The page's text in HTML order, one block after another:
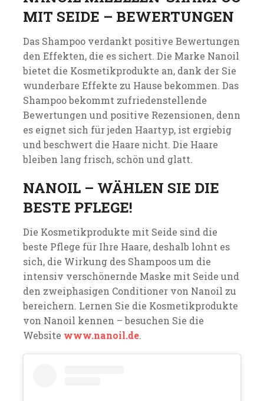
MIT SEIDE – BEWERTUNGEN
Das Shampoo verdankt positive Bewertungen
den Effekten, die es sichert. Die Marke Nanoil
bietet die Kosmetikprodukte an, dank der Sie
wunderbare Effekte zu Hause bekommen. Das
Shampoo bekommt zufriedenstellende
Bewertungen und positive Rezensionen, denn
es eignet sich für jeden Haartyp, ist ergiebig
und beschwert die Haare nicht. Die Haare
bleiben lang frisch, schön und glatt.
NANOIL – WÄHLEN SIE DIE
BESTE PFLEGE!
Die Kosmetikprodukte mit Seide sind die
beste Pflege für Ihre Haare, deshalb lohnt es
sich, die Wirkung des Shampoos um die
intensiv verschönernde Maske mit Seide und
den zweiphasigen Conditioner von Nanoil zu
bereichern. Lernen Sie die Kosmetikprodukte
von Nanoil kennen – besuchen Sie die
Website www.nanoil.de.